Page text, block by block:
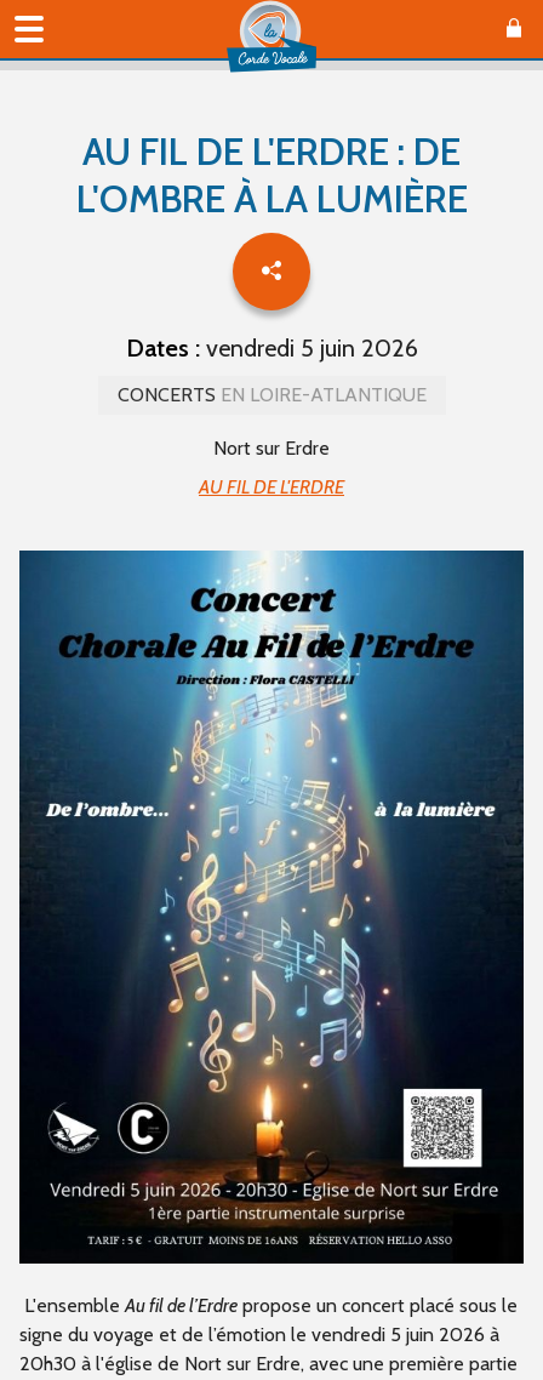
AU FIL DE L'ERDRE : DE
L'OMBRE À LA LUMIÈRE
Dates :vendredi 5 juin 2026
CONCERTS EN LOIRE-ATLANTIQUE
Nort sur Erdre
AU FIL DE L'ERDRE
L'ensembleAu fil de l’Erdre propose un concert placé sous le
signe du voyage et de l’émotion le vendredi 5 juin 2026 à
20h30 à l'église de Nort sur Erdre, avec une première partie